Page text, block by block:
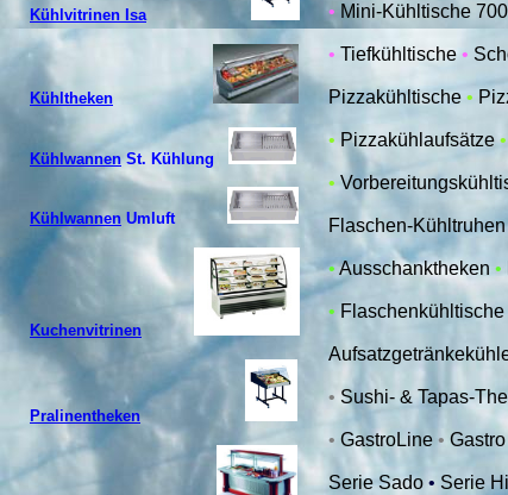
Kühlvitrinen Isa
Kühltheken
KühlwannenSt. Kühlung
Kühlwannen Umluft
Kuchenvitrinen
Pralinentheken
• Mini-Kühltische 700
• Tiefkühltische •
Pizzakühltische •
• Pizzakühlaufsätze•
•
Flaschen-
•Ausschanktheken •
• Flaschenkühltische
• Sushi- & Tapas-
• GastroLine •
Serie Sado • Serie